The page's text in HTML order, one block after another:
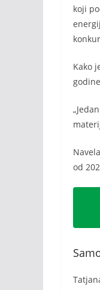
koji
Kako
od